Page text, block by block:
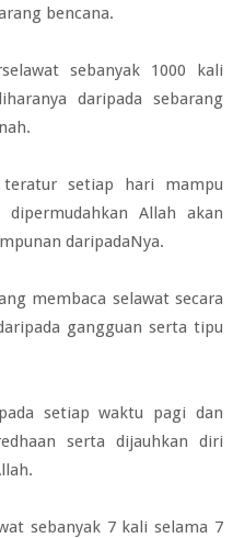
bencana.
sebanyak 1000 kali
daripada sebarang
teratur setiap hari mampu
dipermudahkan Allah akan
daripadaNya.
membaca selawat secara
gangguan serta tipu
setiap waktu pagi dan
serta dijauhkan diri
sebanyak 7 kali selama 7